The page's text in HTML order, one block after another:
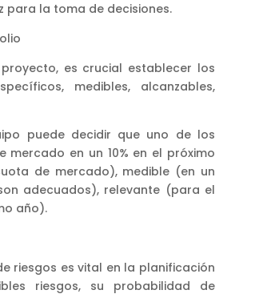
la toma de decisiones.
es crucial establecer los
medibles, alcanzables,
puede decidir que uno de los
en un 10% en el próximo
de mercado), medible (en un
adecuados), relevante (para el
año).
riesgos es vital en la planificación
riesgos, su probabilidad de